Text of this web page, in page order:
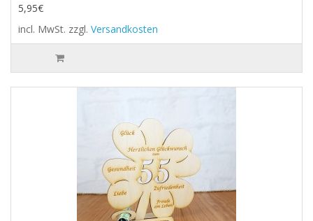
5,95€
incl. MwSt. zzgl. Versandkosten